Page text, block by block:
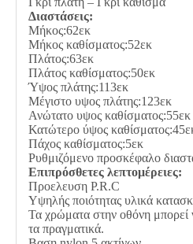
Διαστάσεις:
Μήκος:62εκ
Μήκος καθίσματος:52εκ
Πλάτος:63εκ
Πλάτος καθίσματος:50εκ
Ύψος πλάτης:113εκ
Μέγιστο υψος πλάτης:123εκ
Ανώτατο υψος καθίσματος:55εκ
Κατώτερο ύψος
Πάχος καθίσματος:5εκ
Ρυθμιζόμενο προσκέφαλο
Επιπρόσθετες λεπτομέρειες:
Προελευση P.R.C
Υψηλής ποιότητας υλικά
Τα χρώματα στην οθόνη μπορεί
τα πραγματικά.